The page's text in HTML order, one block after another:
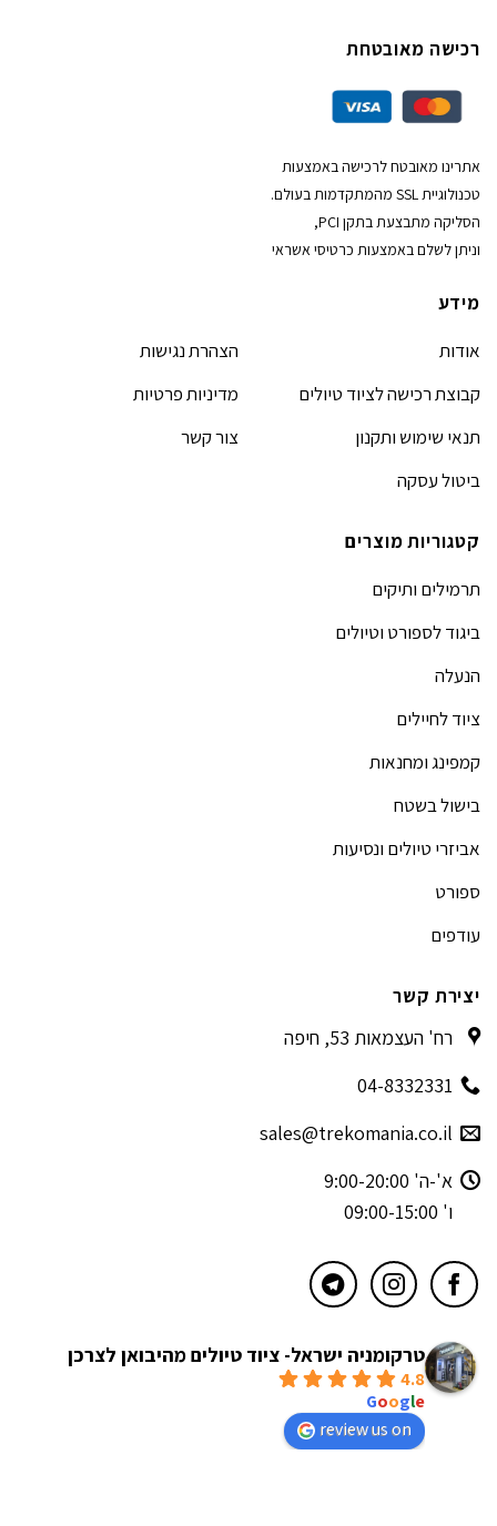
רכישה מאובטחת
אתרינו מאובטח לרכישה באמצעות
טכנולוגיית SSL מהמתקדמות בעולם.
הסליקה מתבצעת בתקן PCI,
וניתן לשלם באמצעות כרטיסי אשראי
מידע
אודות
קבוצת רכישה לציוד טיולים
תנאי שימוש ותקנון
ביטול עסקה
הצהרת נגישות
מדיניות פרטיות
צור קשר
קטגוריות מוצרים
תרמילים ותיקים
ביגוד לספורט וטיולים
הנעלה
ציוד לחיילים
קמפינג ומחנאות
בישול בשטח
אביזרי טיולים ונסיעות
ספורט
עודפים
יצירת קשר
רח' העצמאות 53, חיפה
04-8332331
sales@trekomania.co.il
א'-ה' 9:00-20:00
ו' 09:00-15:00
טרקומניה ישראל- ציוד טיולים מהיבואן לצרכן
4.8
Google
review us on